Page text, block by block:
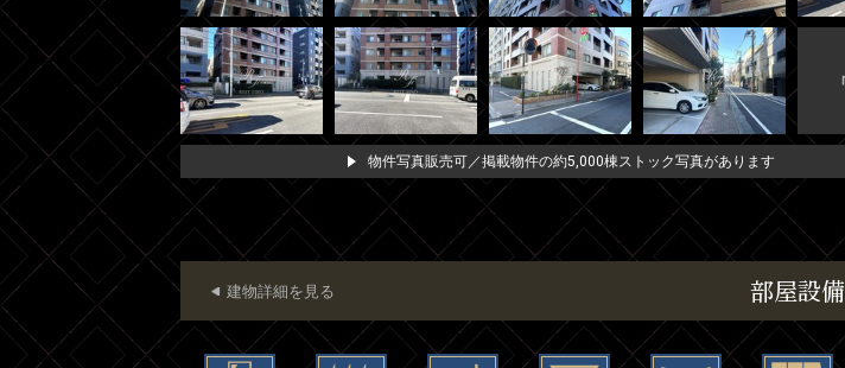
物件写真販売可／掲載物件の約5,000棟ストック写真があります
部屋設備
建物詳細を見る